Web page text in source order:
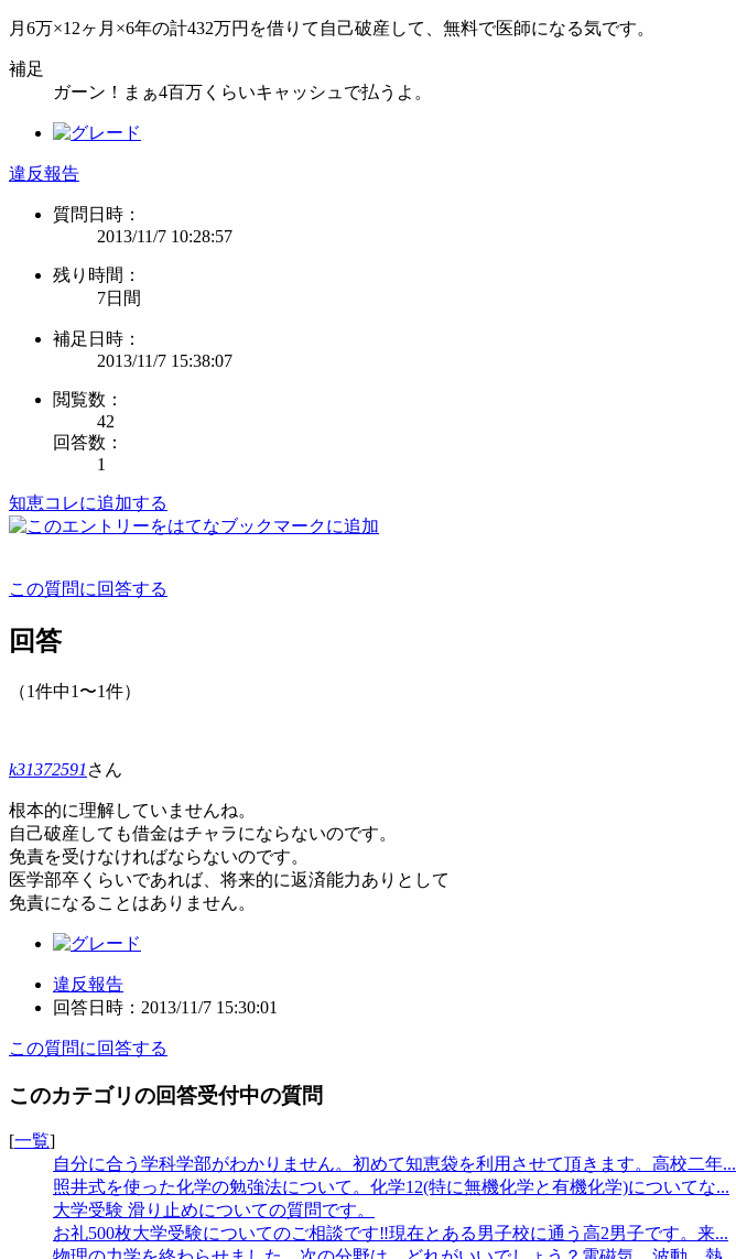
月6万×12ヶ月×6年の計432万円を借りて自己破産して、無料で医師になる気です。
補足
ガーン！まぁ4百万くらいキャッシュで払うよ。
違反報告
質問日時：
2013/11/7 10:28:57
残り時間：
7日間
補足日時：
2013/11/7 15:38:07
閲覧数：
42
回答数：
1
知恵コレに追加する
この質問に回答する
回答
（1件中1〜1件）
k31372591 さん
根本的に理解していませんね。
自己破産しても借金はチャラにならないのです。
免責を受けなければならないのです。
医学部卒くらいであれば、将来的に返済能力ありとして
免責になることはありません。
違反報告
回答日時：2013/11/7 15:30:01
この質問に回答する
このカテゴリの回答受付中の質問
[一覧]
自分に合う学科学部がわかりません。初めて知恵袋を利用させて頂きます。高校二年...
照井式を使った化学の勉強法について。化学12(特に無機化学と有機化学)についてな...
大学受験 滑り止めについての質問です。
お礼500枚大学受験についてのご相談です‼︎現在とある男子校に通う高2男子です。来...